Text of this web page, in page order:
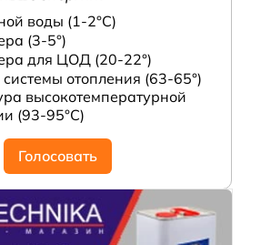
воды (1-2°С)
(3-5°)
для ЦОД (20-22°)
отопления (63-65°)
высокотемпературной
(93-95°С)
Голосовать